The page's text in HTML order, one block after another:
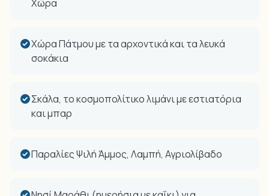
Χώρα
Χώρα Πάτμου με τα αρχοντικά και τα λευκά
σοκάκια
Σκάλα, το κοσμοπολίτικο λιμάνι με εστιατόρια
και μπαρ
Παραλίες Ψιλή Άμμος, Λαμπή, Αγριολίβαδο